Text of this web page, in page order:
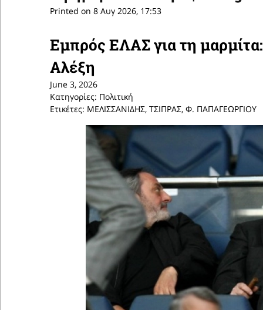
Printed on 8 Αυγ 2026, 17:53
Εμπρός ΕΛΑΣ για τη
Αλέξη
June 3, 2026
Κατηγορίες: Πολιτική
Ετικέτες: ΜΕΛΙΣΣΑΝΙΔΗΣ, ΤΣΙΠΡΑΣ, Φ. ΠΑΠΑΓΕΩΡΓΙΟΥ